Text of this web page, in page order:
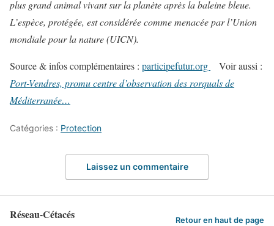
plus grand animal vivant sur la planète après la baleine bleue.
L’espèce, protégée, est considérée comme menacée par l’Union
mondiale pour la nature (UICN).
Source & infos complémentaires : participefutur.org
Voir aussi :
Port-Vendres, promu centre d’observation des rorquals de
Méditerranée…
Catégories : Protection
Laissez un commentaire
Réseau-Cétacés Retour en haut de page